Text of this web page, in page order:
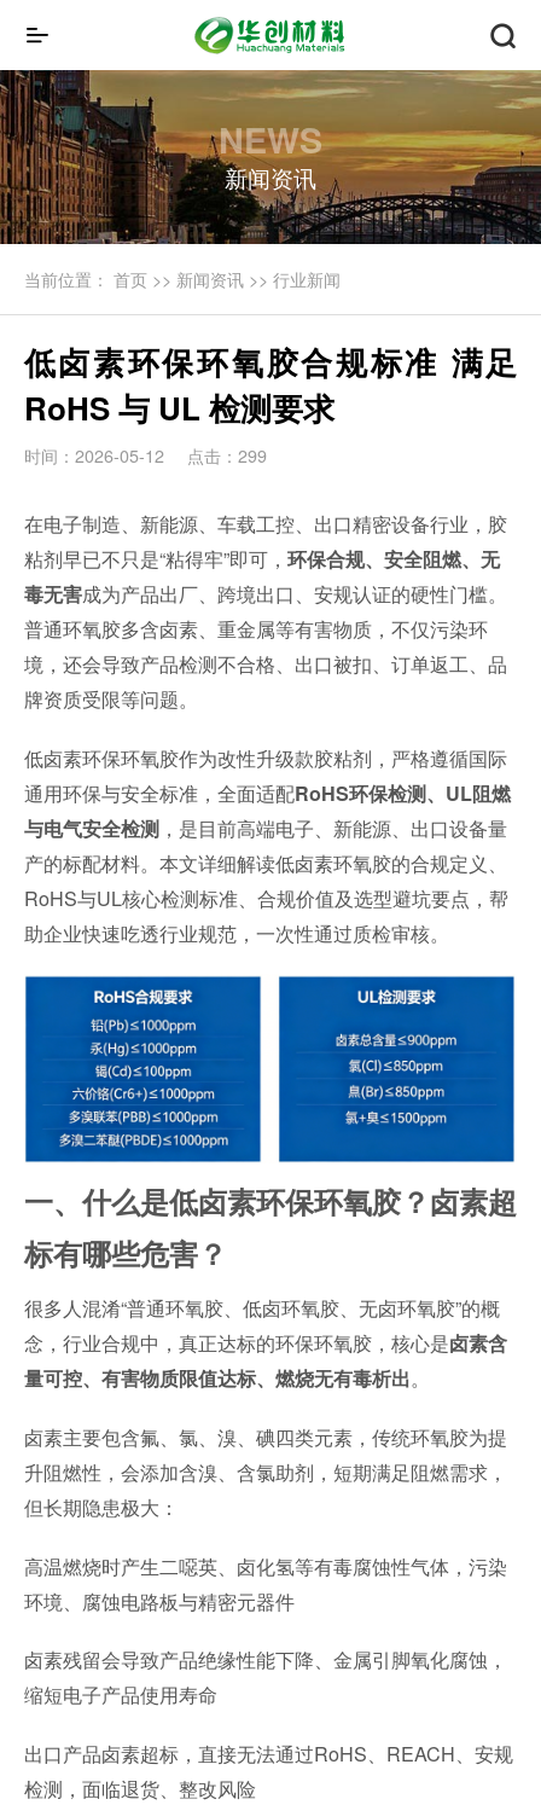
NEWS
新闻资讯
当前位置： 首页>> 新闻资讯>> 行业新闻
低卤素环保环氧胶合规标准 满足
RoHS 与 UL 检测要求
时间：2026-05-12 点击：299
在电子制造、新能源、车载工控、出口精密设备行业，胶
粘剂早已不只是“粘得牢”即可， 环保合规、安全阻燃、无
毒无害成为产品出厂、跨境出口、安规认证的硬性门槛。
普通环氧胶多含卤素、重金属等有害物质，不仅污染环
境，还会导致产品检测不合格、出口被扣、订单返工、品
牌资质受限等问题。
低卤素环保环氧胶作为改性升级款胶粘剂，严格遵循国际
通用环保与安全标准，全面适配RoHS环保检测、UL阻燃
与电气安全检测，是目前高端电子、新能源、出口设备量
产的标配材料。本文详细解读低卤素环氧胶的合规定义、
RoHS与UL核心检测标准、合规价值及选型避坑要点，帮
助企业快速吃透行业规范，一次性通过质检审核。
一、什么是低卤素环保环氧胶？卤素超
标有哪些危害？
很多人混淆“普通环氧胶、低卤环氧胶、无卤环氧胶”的概
念，行业合规中，真正达标的环保环氧胶，核心是卤素含
量可控、有害物质限值达标、燃烧无有毒析出。
卤素主要包含氟、氯、溴、碘四类元素，传统环氧胶为提
升阻燃性，会添加含溴、含氯助剂，短期满足阻燃需求，
但长期隐患极大：
高温燃烧时产生二噁英、卤化氢等有毒腐蚀性气体，污染
环境、腐蚀电路板与精密元器件
卤素残留会导致产品绝缘性能下降、金属引脚氧化腐蚀，
缩短电子产品使用寿命
出口产品卤素超标，直接无法通过RoHS、REACH、安规
检测，面临退货、整改风险